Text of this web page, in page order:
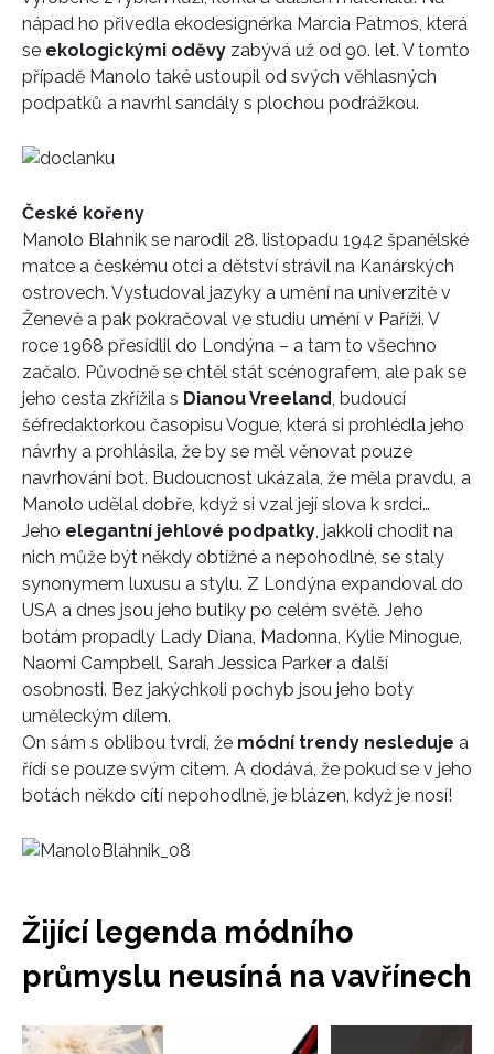
nápad ho přivedla ekodesignérka Marcia Patmos, která
se ekologickými oděvy zabývá už od 90. let. V tomto
případě Manolo také ustoupil od svých věhlasných
podpatků a navrhl sandály s plochou podrážkou.
České kořeny
Manolo Blahnik se narodil 28. listopadu 1942 španělské
matce a českému otci a dětství strávil na Kanárských
ostrovech. Vystudoval jazyky a umění na univerzitě v
Ženevě a pak pokračoval ve studiu umění v Paříži. V
roce 1968 přesídlil do Londýna – a tam to všechno
začalo. Původně se chtěl stát scénografem, ale pak se
jeho cesta zkřížila s Dianou Vreeland, budoucí
šéfredaktorkou časopisu Vogue, která si prohlédla jeho
návrhy a prohlásila, že by se měl věnovat pouze
navrhování bot. Budoucnost ukázala, že měla pravdu, a
Manolo udělal dobře, když si vzal její slova k srdci…
Jeho elegantní jehlové podpatky, jakkoli chodit na
nich může být někdy obtížné a nepohodlné, se staly
synonymem luxusu a stylu. Z Londýna expandoval do
USA a dnes jsou jeho butiky po celém světě. Jeho
botám propadly Lady Diana, Madonna, Kylie Minogue,
Naomi Campbell, Sarah Jessica Parker a další
osobnosti. Bez jakýchkoli pochyb jsou jeho boty
uměleckým dílem.
On sám s oblibou tvrdí, že módní trendy nesleduje a
řídí se pouze svým citem. A dodává, že pokud se v jeho
botách někdo cítí nepohodlně, je blázen, když je nosí!
Žijící legenda módního
průmyslu neusíná na vavřínech